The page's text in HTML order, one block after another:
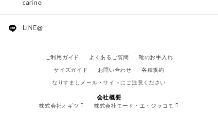
carino
LINE@
ご利用ガイド よくあるご質問
靴のお手入れ
サイズガイド
お問い合わせ
各種規約
なりすましメール・サイトにご注意ください
会社概要
株式会社オギツ 株式会社モード・エ・ジャコモ